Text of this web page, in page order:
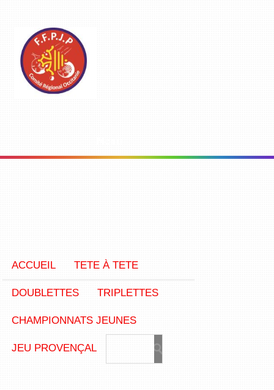
ACCUEIL TETE À TETE
DOUBLETTES TRIPLETTES
CHAMPIONNATS JEUNES
JEU PROVENÇAL